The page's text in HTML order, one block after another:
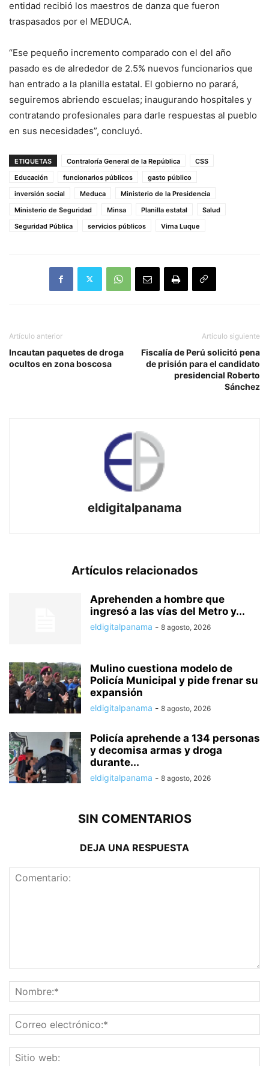
entidad recibió los maestros de danza que fueron
traspasados por el MEDUCA.
“Ese pequeño incremento comparado con el del año
pasado es de alrededor de 2.5% nuevos funcionarios que
han entrado a la planilla estatal. El gobierno no parará,
seguiremos abriendo escuelas; inaugurando hospitales y
contratando profesionales para darle respuestas al pueblo
en sus necesidades”, concluyó.
ETIQUETAS Contraloría General de la República
CSS
Educación
funcionarios públicos
gasto público
inversión social
Meduca
Ministerio de la Presidencia
Ministerio de Seguridad
Minsa Planilla estatal
Salud
Seguridad Pública
servicios públicos Virna Luque
Artículo anterior
Incautan paquetes de droga
ocultos en zona boscosa
Artículo siguiente
Fiscalía de Perú solicitó pena
de prisión para el candidato
presidencial Roberto
Sánchez
eldigitalpanama
Artículos relacionados
Aprehenden a hombre que
ingresó a las vías del Metro y...
eldigitalpanama - 8 agosto, 2026
Mulino cuestiona modelo de
Policía Municipal y pide frenar su
expansión
eldigitalpanama - 8 agosto, 2026
Policía aprehende a 134 personas
y decomisa armas y droga
durante...
eldigitalpanama - 8 agosto, 2026
SIN COMENTARIOS
DEJA UNA RESPUESTA